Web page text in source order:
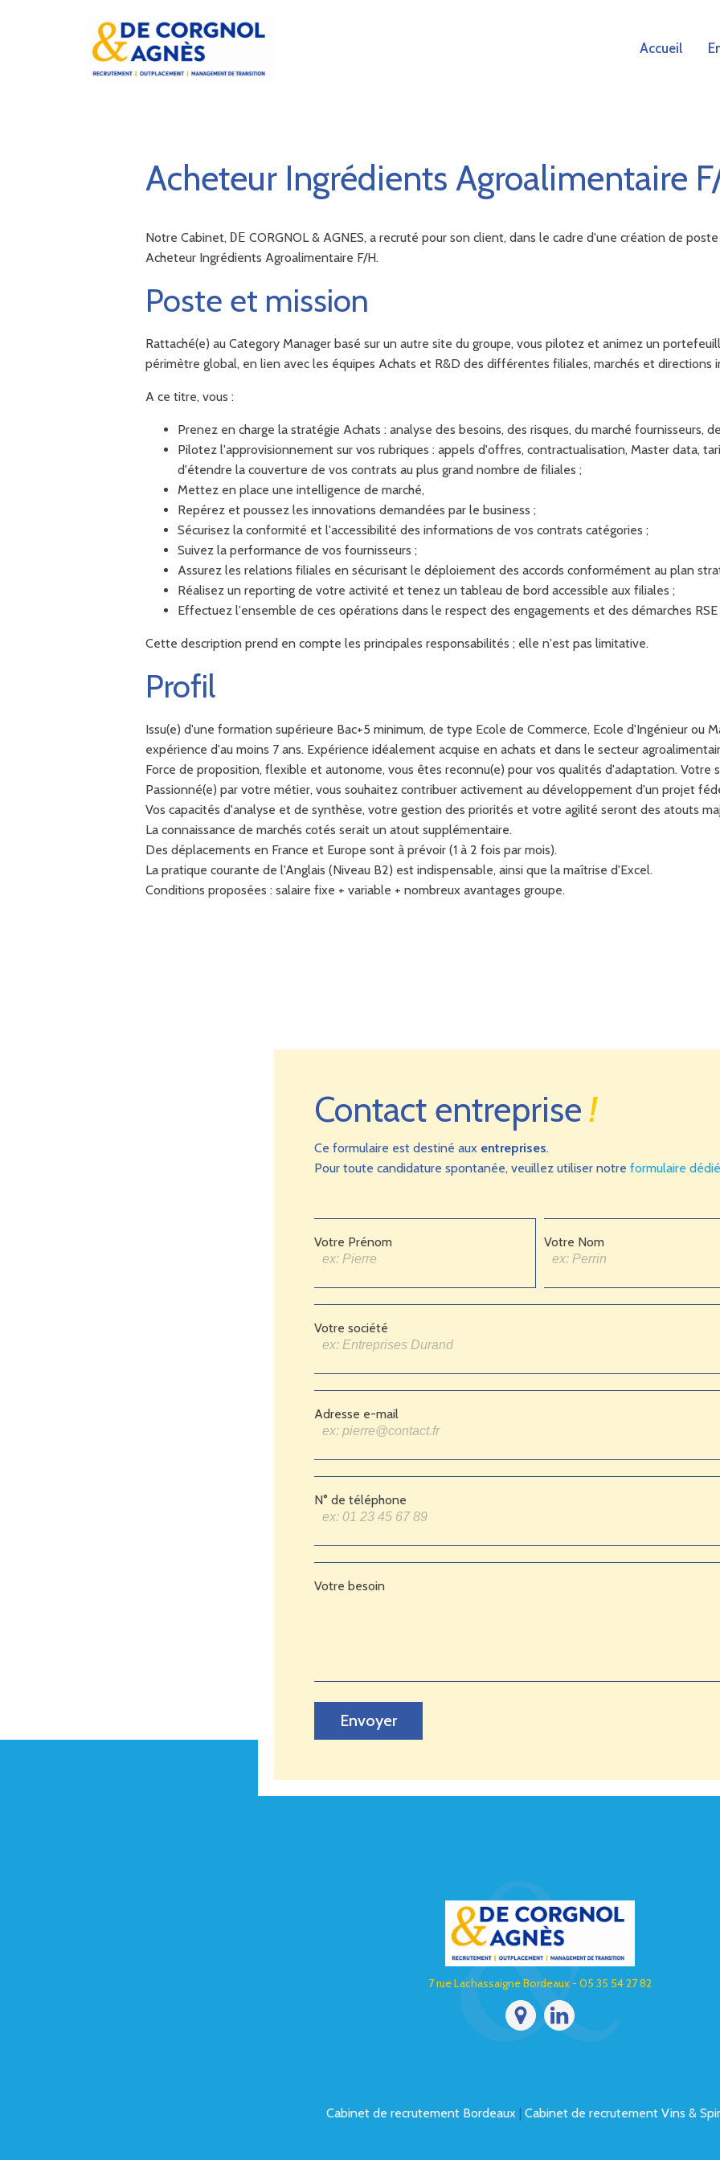
Accueil
Acheteur Ingrédients Agroalimentaire
Notre Cabinet, DE CORGNOL & AGNES, a recruté pour son client, dans le cadre d'une création de
Acheteur Ingrédients Agroalimentaire F/H.
Poste et mission
Rattaché(e) au Category Manager basé sur un autre site du groupe, vous pilotez et animez un
périmètre global, en lien avec les équipes Achats et R&D des différentes filiales, marchés et directions
A ce titre, vous :
Prenez en charge la stratégie Achats : analyse des besoins, des risques, du marché fournisseurs,
Pilotez l'approvisionnement sur vos rubriques : appels d'offres, contractualisation, Master data,
d'étendre la couverture de vos contrats au plus grand nombre de filiales ;
Mettez en place une intelligence de marché,
Repérez et poussez les innovations demandées par le business ;
Sécurisez la conformité et l'accessibilité des informations de vos contrats catégories ;
Suivez la performance de vos fournisseurs ;
Assurez les relations filiales en sécurisant le déploiement des accords conformément au plan
Réalisez un reporting de votre activité et tenez un tableau de bord accessible aux filiales ;
Effectuez l'ensemble de ces opérations dans le respect des engagements et des démarches RSE
Cette description prend en compte les principales responsabilités ; elle n'est pas limitative.
Profil
Issu(e) d'une formation supérieure Bac+5 minimum, de type Ecole de Commerce, Ecole d'Ingénieur ou
expérience d'au moins 7 ans. Expérience idéalement acquise en achats et dans le secteur
Force de proposition, flexible et autonome, vous êtes reconnu(e) pour vos qualités d'adaptation. Votre
Passionné(e) par votre métier, vous souhaitez contribuer activement au développement d'un projet
Vos capacités d'analyse et de synthèse, votre gestion des priorités et votre agilité seront des atouts
La connaissance de marchés cotés serait un atout supplémentaire.
Des déplacements en France et Europe sont à prévoir (1 à 2 fois par mois).
La pratique courante de l'Anglais (Niveau B2) est indispensable, ainsi que la maîtrise d'Excel.
Conditions proposées : salaire fixe + variable + nombreux avantages groupe.
Contact entreprise!
Ce formulaire est destiné aux entreprises.
Pour toute candidature spontanée, veuillez utiliser notre formulaire dédié
Votre Prénom Votre Nom
Votre société
Adresse e-mail
N° de téléphone
Votre besoin
Envoyer
7 rue Lachassaigne Bordeaux - 05 35 54 27 82
Cabinet de recrutement Bordeaux | Cabinet de recrutement Vins &